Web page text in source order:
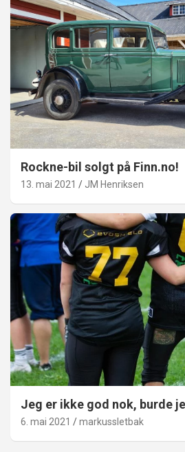
Rockne-bil solgt på Finn.no!
13. mai 2021 JM Henriksen
Jeg er ikke god nok, burde
6. mai 2021 markussletbak